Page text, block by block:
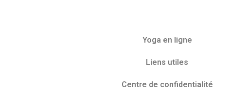
Yoga en ligne
Liens utiles
Centre de confidentialité